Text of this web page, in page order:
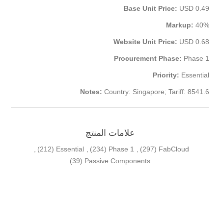
Base Unit Price: USD 0.49
Markup: 40%
Website Unit Price: USD 0.68
Procurement Phase: Phase 1
Priority: Essential
Notes: Country: Singapore; Tariff: 8541.6
علامات المنتج
FabCloud
(297)
Phase 1
(234)
Essential
(212)
Passive Components
(39)